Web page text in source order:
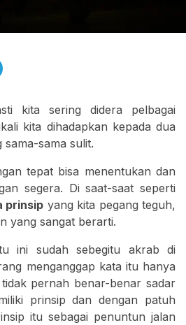
kita sering didera pelbagai
kita dihadapkan kepada dua
sama sulit.
tepat bisa menentukan dan
segera. Di saat-saat seperti
prinsip yang kita pegang teguh,
yang sangat berarti.
ini sudah sebegitu akrab di
menganggap kata itu hanya
pernah benar-benar sadar
prinsip dan dengan patuh
itu sebagai penuntun jalan